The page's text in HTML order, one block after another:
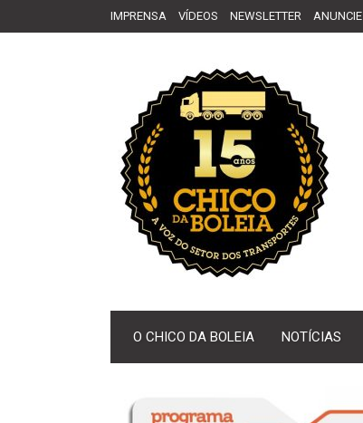
IMPRENSA VÍDEOS NEWSLETTER ANUNCIE
O CHICO DA BOLEIA NOTÍCIAS